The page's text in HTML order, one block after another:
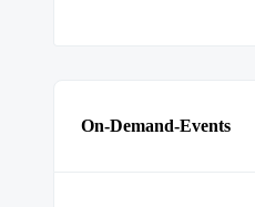
On-Demand-Events